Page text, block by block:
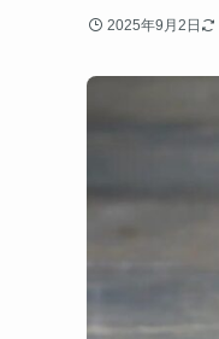
2025年9月2日